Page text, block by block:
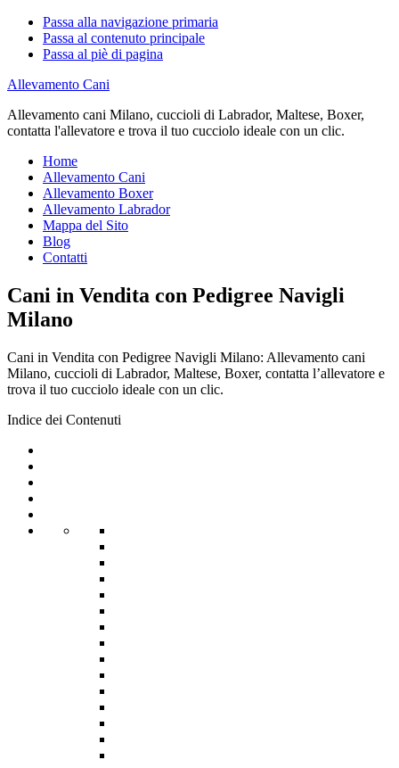
Passa alla navigazione primaria
Passa al contenuto principale
Passa al piè di pagina
Allevamento Cani
Allevamento cani Milano, cuccioli di Labrador, Maltese, Boxer,
contatta l'allevatore e trova il tuo cucciolo ideale con un clic.
Home
Allevamento Cani
Allevamento Boxer
Allevamento Labrador
Mappa del Sito
Blog
Contatti
Cani in Vendita con Pedigree Navigli
Milano
Cani in Vendita con Pedigree Navigli Milano: Allevamento cani
Milano, cuccioli di Labrador, Maltese, Boxer, contatta l’allevatore e
trova il tuo cucciolo ideale con un clic.
Indice dei Contenuti